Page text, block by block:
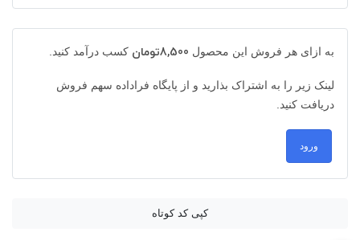
به ازای هر فروش این محصول 8,500تومان کسب درآمد کنید.
لینک زیر را به اشتراک بذارید و از پایگاه فراداده سهم فروش
دریافت کنید.
ورود
کپی کد کوتاه